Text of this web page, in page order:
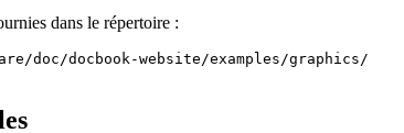
dans le répertoire :
doc/docbook-website/examples/graphics/